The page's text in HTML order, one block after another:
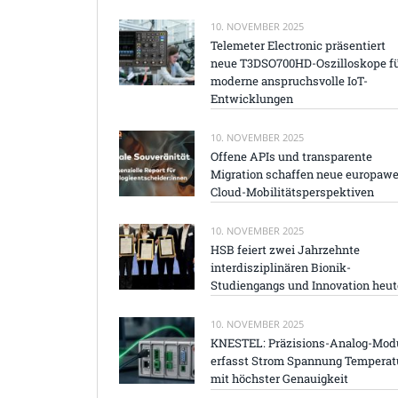
10. NOVEMBER 2025
Telemeter Electronic präsentiert
neue T3DSO700HD-Oszilloskope
moderne anspruchsvolle IoT-
Entwicklungen
10. NOVEMBER 2025
Offene APIs und transparente
Migration schaffen neue
Cloud-Mobilitätsperspektiven
10. NOVEMBER 2025
HSB feiert zwei Jahrzehnte
interdisziplinären Bionik-
Studiengangs und Innovation
10. NOVEMBER 2025
KNESTEL: Präzisions-Analog-
erfasst Strom Spannung
mit höchster Genauigkeit